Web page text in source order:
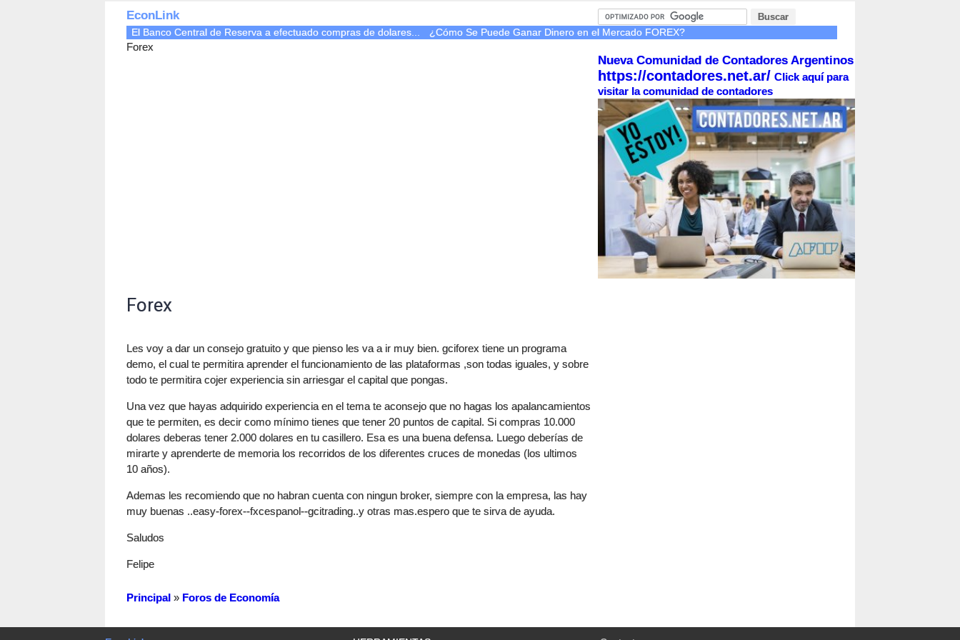
EconLink
El Banco Central de Reserva a efectuado compras de dolares... ¿Cómo Se Puede Ganar Dinero en el Mercado FOREX?
Forex
Forex
Les voy a dar un consejo gratuito y que pienso les va a ir muy bien. gciforex tiene un programa
demo, el cual te permitira aprender el funcionamiento de las plataformas ,son todas iguales, y sobre
todo te permitira cojer experiencia sin arriesgar el capital que pongas.
Una vez que hayas adquirido experiencia en el tema te aconsejo que no hagas los apalancamientos
que te permiten, es decir como mínimo tienes que tener 20 puntos de capital. Si compras 10.000
dolares deberas tener 2.000 dolares en tu casillero. Esa es una buena defensa. Luego deberías de
mirarte y aprenderte de memoria los recorridos de los diferentes cruces de monedas (los ultimos
10 años).
Ademas les recomiendo que no habran cuenta con ningun broker, siempre con la empresa, las hay
muy buenas ..easy-forex--fxcespanol--gcitrading..y otras mas.espero que te sirva de ayuda.
Saludos
Felipe
Principal » Foros de Economía
Nueva Comunidad de Contadores Argentinos
https://contadores.net.ar/ Click aquí para
visitar la comunidad de contadores